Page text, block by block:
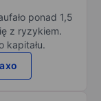
ponad 1,5
z ryzykiem.
kapitału.